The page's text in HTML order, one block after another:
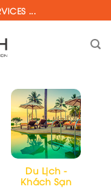
...
Du Lịch -
Khách Sạn